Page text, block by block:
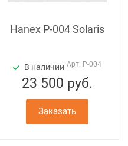
Hanex P-004 Solaris
В наличии Арт. P-004
23 500 руб.
Заказать